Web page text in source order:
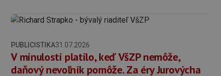
PUBLICISTIKA31.07.2026
V minulosti platilo, keď VšZP nemôže,
daňový nevoľník pomôže. Za éry Jurovýcha